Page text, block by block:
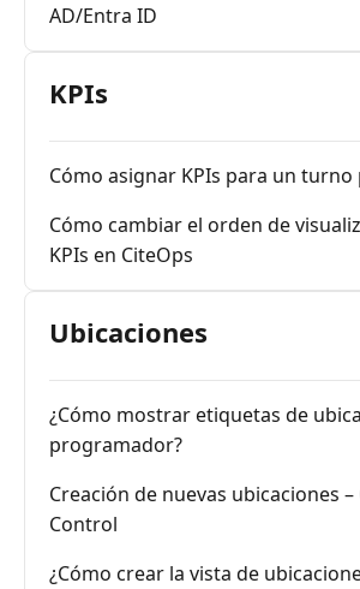
AD/Entra ID
KPIs
Cómo asignar KPIs para un
Cómo cambiar el orden de
KPIs en CiteOps
Ubicaciones
¿Cómo mostrar etiquetas de
programador?
Creación de nuevas ubicaciones
Control
¿Cómo crear la vista de